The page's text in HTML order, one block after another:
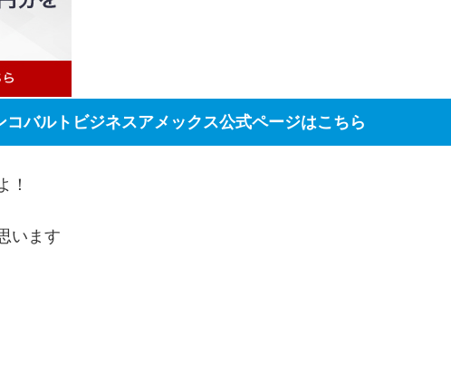
コバルトビジネスアメックス公式ページはこちら
！
います